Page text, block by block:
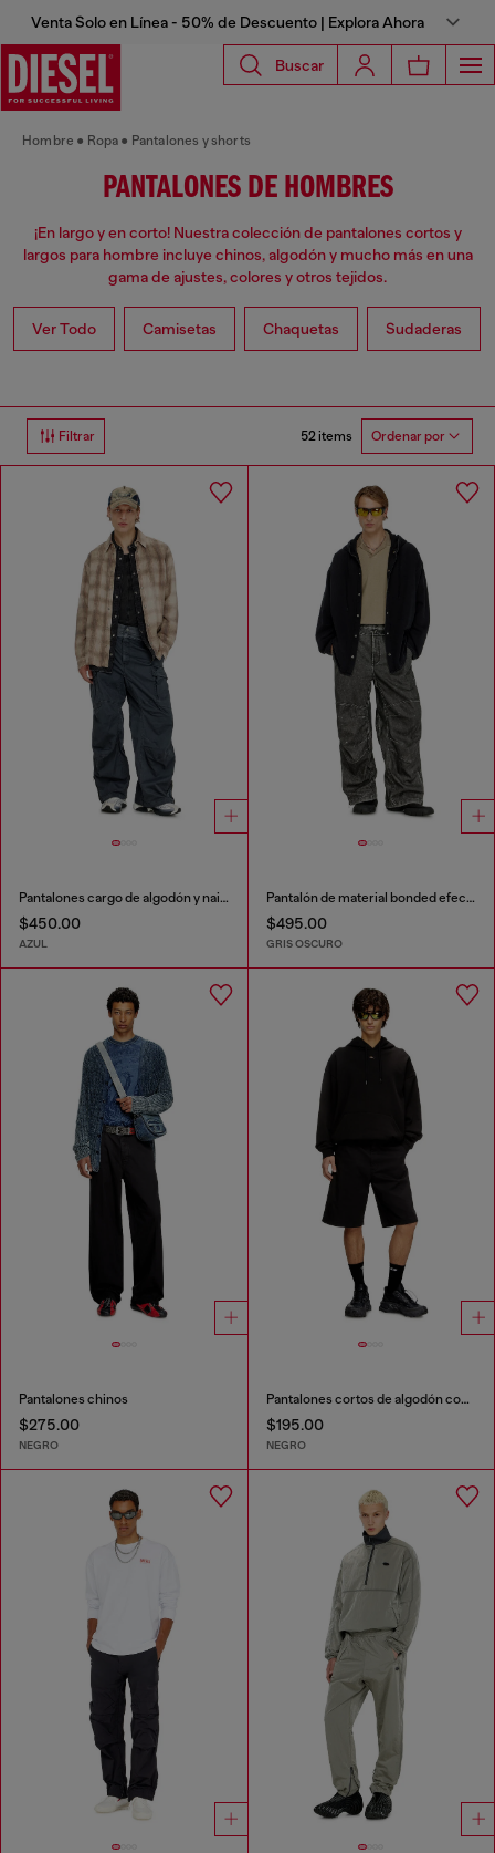
Venta Solo en Línea - 50% de Descuento | Explora Ahora
Buscar
Hombre Ropa Pantalones y shorts
PANTALONES DE HOMBRES
¡En largo y en corto! Nuestra colección de pantalones cortos y
largos para hombre incluye chinos, algodón y mucho más en una
gama de ajustes, colores y otros tejidos.
Ver Todo Camisetas Chaquetas Sudaderas
Filtrar 52 items Ordenar por
Pantalones cargo de algodón y nailon
$450.00
AZUL
Pantalón de material bonded efecto desgastado
$495.00
GRIS OSCURO
Pantalones chinos
$275.00
NEGRO
Pantalones cortos de algodón con tratamiento de lavado oscuro.
$195.00
NEGRO